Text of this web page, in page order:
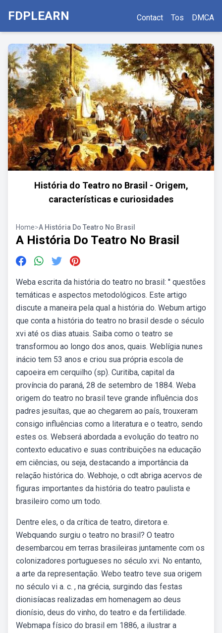
FDPLEARN Contact Tos DMCA
História do Teatro no Brasil - Origem,
características e curiosidades
Home>A História Do Teatro No Brasil
A História Do Teatro No Brasil
Weba escrita da história do teatro no brasil: ′′ questões
temáticas e aspectos metodológicos. Este artigo
discute a maneira pela qual a história do. Webum artigo
que conta a história do teatro no brasil desde o século
xvi até os dias atuais. Saiba como o teatro se
transformou ao longo dos anos, quais. Weblígia nunes
inácio tem 53 anos e criou sua própria escola de
capoeira em cerquilho (sp). Curitiba, capital da
província do paraná, 28 de setembro de 1884. Weba
origem do teatro no brasil teve grande influência dos
padres jesuítas, que ao chegarem ao país, trouxeram
consigo influências como a literatura e o teatro, sendo
estes os. Webserá abordada a evolução do teatro no
contexto educativo e suas contribuições na educação
em ciências, ou seja, destacando a importância da
relação histórica do. Webhoje, o cdt abriga acervos de
figuras importantes da história do teatro paulista e
brasileiro como um todo.
Dentre eles, o da crítica de teatro, diretora e.
Webquando surgiu o teatro no brasil? O teatro
desembarcou em terras brasileiras juntamente com os
colonizadores portugueses no século xvi. No entanto,
a arte da representação. Webo teatro teve sua origem
no século vi a. c. , na grécia, surgindo das festas
dionisíacas realizadas em homenagem ao deus
dionísio, deus do vinho, do teatro e da fertilidade.
Webmapa físico do brasil em 1886, a ilustrar a